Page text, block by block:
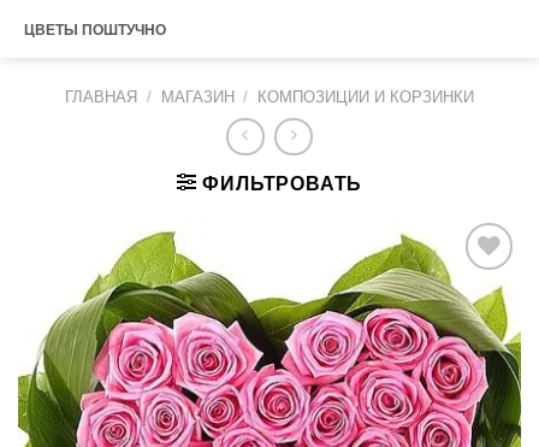
ЦВЕТЫ ПОШТУЧНО
ГЛАВНАЯ / МАГАЗИН / КОМПОЗИЦИИ И КОРЗИНКИ
ФИЛЬТРОВАТЬ
В
избранное